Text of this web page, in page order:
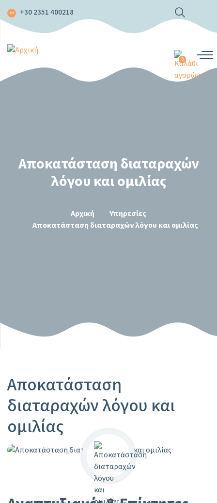
προς
περιεχόμενο
+30 2351 400218
0
Αποκατάσταση διαταραχών
λόγου και ομιλίας
Αρχική
Υπηρεσίες
Αποκατάσταση διαταραχών λόγου και ομιλίας
Αποκατάσταση
διαταραχών λόγου και
ομιλίας